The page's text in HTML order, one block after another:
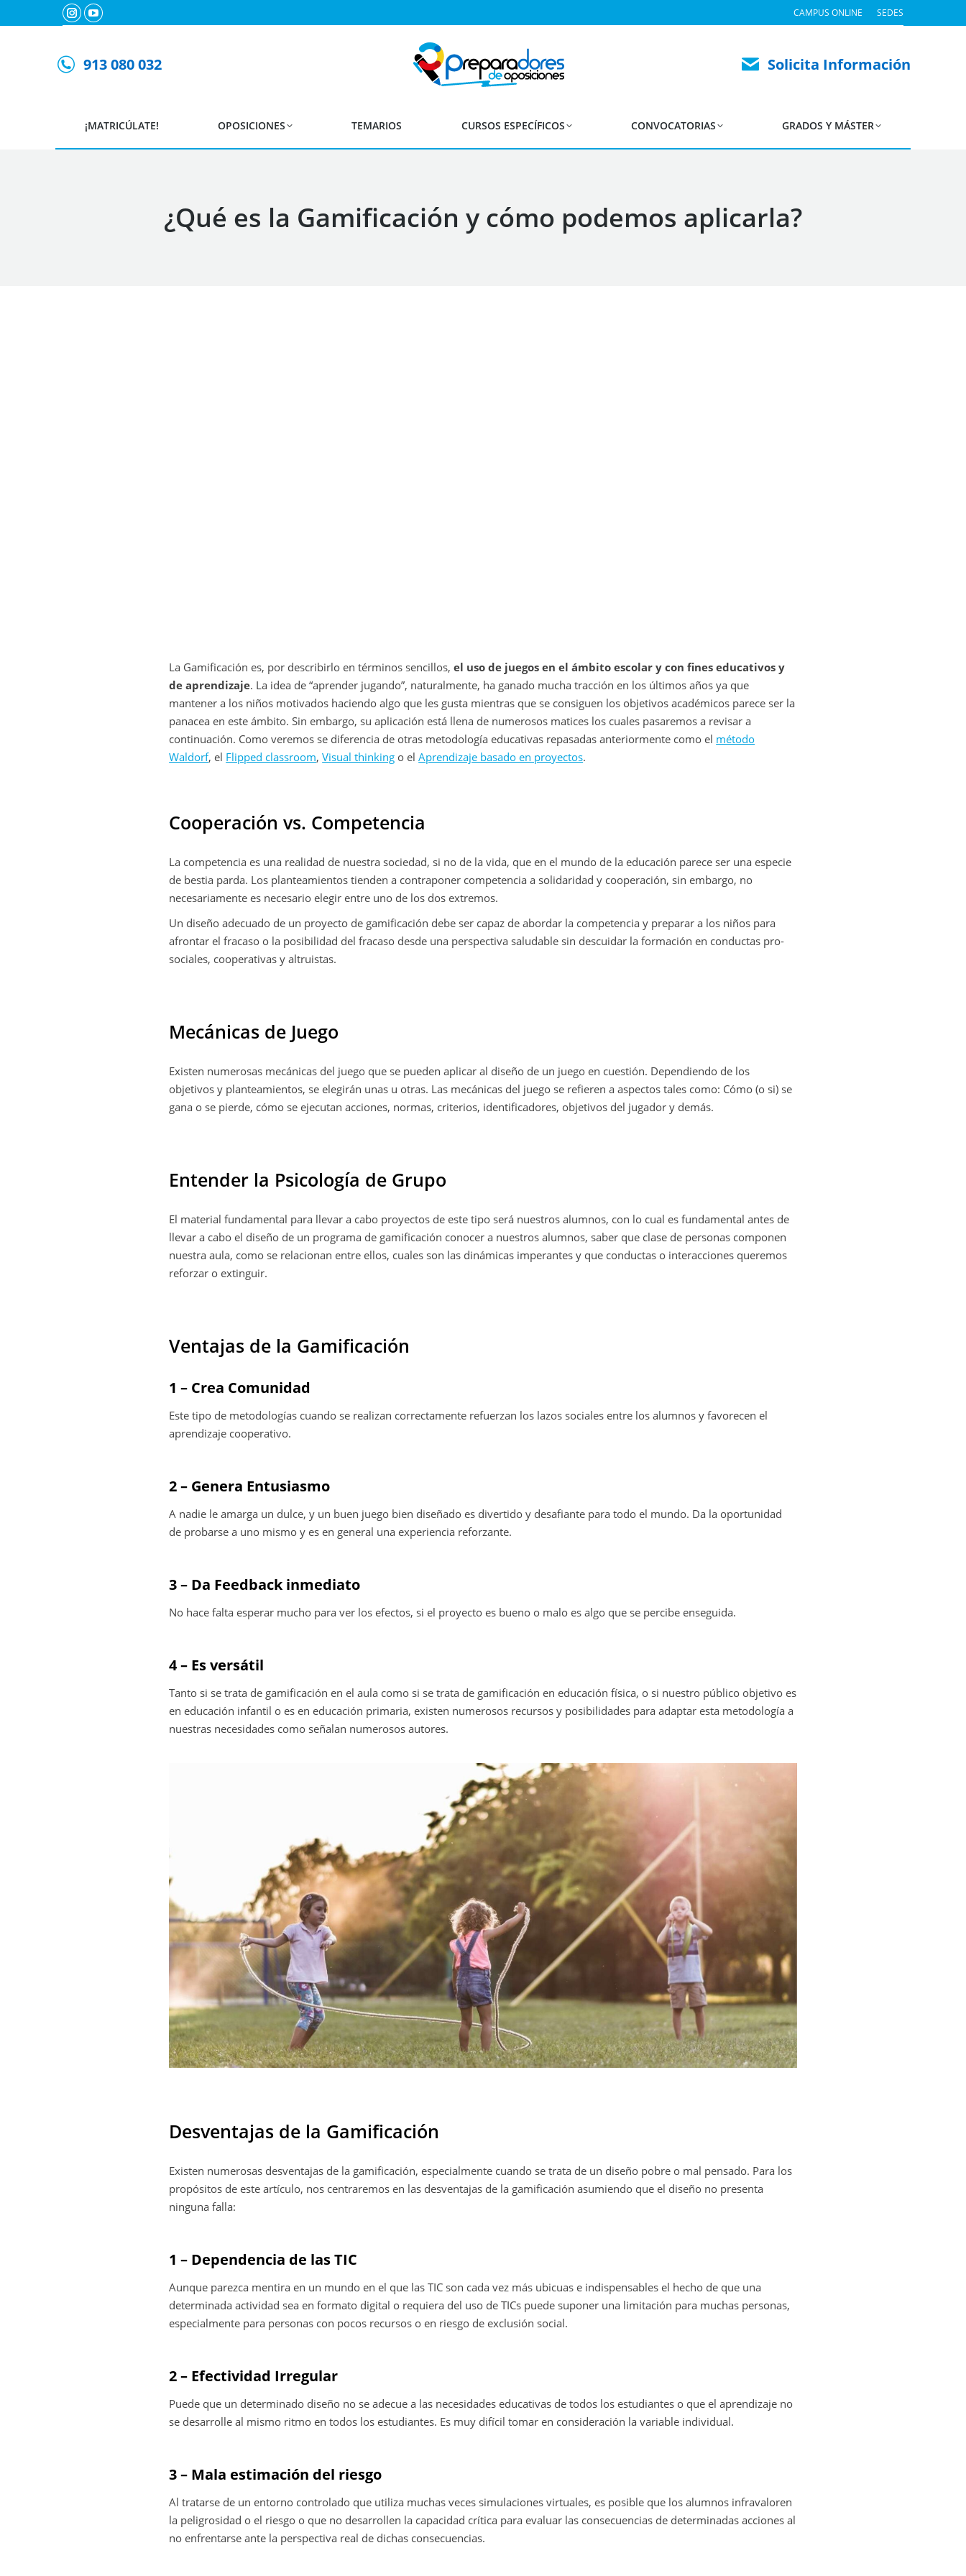
Instagram
opens
YouTube
opens
CAMPUS ONLINE SEDES
913 080 032 Solicita Información
¡MATRICÚLATE! OPOSICIONES TEMARIOS CURSOS ESPECÍFICOS CONVOCATORIAS GRADOS Y MÁSTER
¿Qué es la Gamificación y cómo podemos aplicarla?
La Gamificación es, por describirlo en términos sencillos,el uso de juegos en el ámbito escolar y con fines educativos y
de aprendizaje. La idea de “aprender jugando”, naturalmente, ha ganado mucha tracción en los últimos años ya que
mantener a los niños motivados haciendo algo que les gusta mientras que se consiguen los objetivos académicos parece ser la
panacea en este ámbito. Sin embargo, su aplicación está llena de numerosos matices los cuales pasaremos a revisar a
continuación. Como veremos se diferencia de otras metodología educativas repasadas anteriormente como el método
Waldorf, el Flipped classroom,Visual thinking o elAprendizaje basado en proyectos.
Cooperación vs. Competencia
La competencia es una realidad de nuestra sociedad, si no de la vida, que en el mundo de la educación parece ser una especie
de bestia parda. Los planteamientos tienden a contraponer competencia a solidaridad y cooperación, sin embargo, no
necesariamente es necesario elegir entre uno de los dos extremos.
Un diseño adecuado de un proyecto de gamificación debe ser capaz de abordar la competencia y preparar a los niños para
afrontar el fracaso o la posibilidad del fracaso desde una perspectiva saludable sin descuidar la formación en conductas pro-
sociales, cooperativas y altruistas.
Mecánicas de Juego
Existen numerosas mecánicas del juego que se pueden aplicar al diseño de un juego en cuestión. Dependiendo de los
objetivos y planteamientos, se elegirán unas u otras. Las mecánicas del juego se refieren a aspectos tales como: Cómo (o si) se
gana o se pierde, cómo se ejecutan acciones, normas, criterios, identificadores, objetivos del jugador y demás.
Entender la Psicología de Grupo
El material fundamental para llevar a cabo proyectos de este tipo será nuestros alumnos, con lo cual es fundamental antes de
llevar a cabo el diseño de un programa de gamificación conocer a nuestros alumnos, saber que clase de personas componen
nuestra aula, como se relacionan entre ellos, cuales son las dinámicas imperantes y que conductas o interacciones queremos
reforzar o extinguir.
Ventajas de la Gamificación
1 – Crea Comunidad
Este tipo de metodologías cuando se realizan correctamente refuerzan los lazos sociales entre los alumnos y favorecen el
aprendizaje cooperativo.
2 – Genera Entusiasmo
A nadie le amarga un dulce, y un buen juego bien diseñado es divertido y desafiante para todo el mundo. Da la oportunidad
de probarse a uno mismo y es en general una experiencia reforzante.
3 – Da Feedback inmediato
No hace falta esperar mucho para ver los efectos, si el proyecto es bueno o malo es algo que se percibe enseguida.
4 – Es versátil
Tanto si se trata de gamificación en el aula como si se trata de gamificación en educación física, o si nuestro público objetivo es
en educación infantil o es en educación primaria, existen numerosos recursos y posibilidades para adaptar esta metodología a
nuestras necesidades como señalan numerosos autores.
Desventajas de la Gamificación
Existen numerosas desventajas de la gamificación, especialmente cuando se trata de un diseño pobre o mal pensado. Para los
propósitos de este artículo, nos centraremos en las desventajas de la gamificación asumiendo que el diseño no presenta
ninguna falla:
1 – Dependencia de las TIC
Aunque parezca mentira en un mundo en el que las TIC son cada vez más ubicuas e indispensables el hecho de que una
determinada actividad sea en formato digital o requiera del uso de TICs puede suponer una limitación para muchas personas,
especialmente para personas con pocos recursos o en riesgo de exclusión social.
2 – Efectividad Irregular
Puede que un determinado diseño no se adecue a las necesidades educativas de todos los estudiantes o que el aprendizaje no
se desarrolle al mismo ritmo en todos los estudiantes. Es muy difícil tomar en consideración la variable individual.
3 – Mala estimación del riesgo
Al tratarse de un entorno controlado que utiliza muchas veces simulaciones virtuales, es posible que los alumnos infravaloren
la peligrosidad o el riesgo o que no desarrollen la capacidad crítica para evaluar las consecuencias de determinadas acciones al
no enfrentarse ante la perspectiva real de dichas consecuencias.